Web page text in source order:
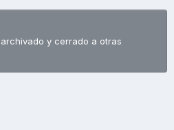
y cerrado a otras